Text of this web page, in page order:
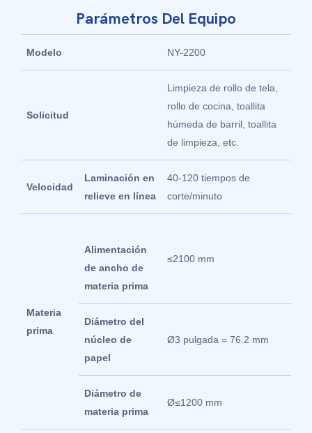
Parámetros Del Equipo
Modelo NY-2200
Solicitud
Limpieza de rollo de tela,
rollo de cocina, toallita
húmeda de barril, toallita
de limpieza, etc.
Velocidad
Laminación en
relieve en línea
40-120 tiempos de
corte/minuto
Materia
prima
Alimentación
de ancho de
materia prima
≤2100 mm
Diámetro del
núcleo de
papel
Ø3 pulgada = 76.2 mm
Diámetro de
materia prima
Ø≤1200 mm